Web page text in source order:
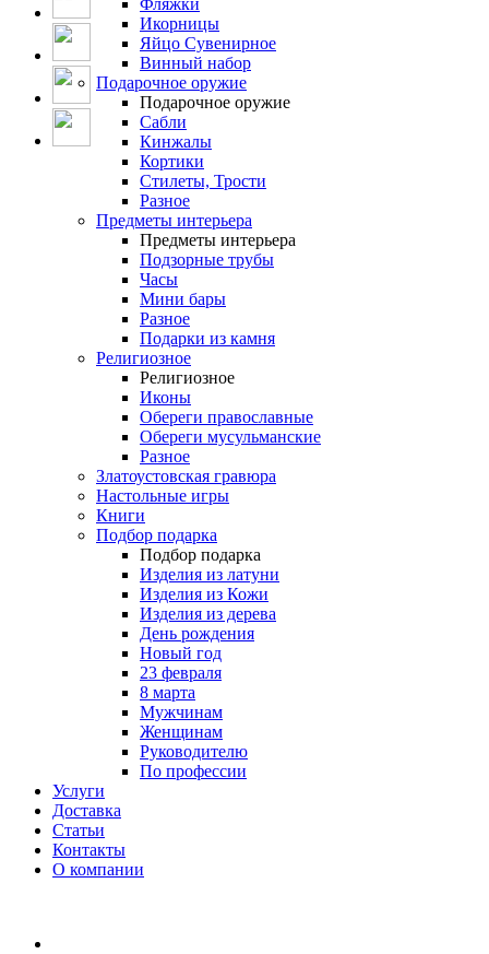
Икорницы
Яйцо Сувенирное
Винный набор
Подарочное оружие
Подарочное оружие
Сабли
Кинжалы
Кортики
Стилеты, Трости
Разное
Предметы интерьера
Предметы интерьера
Подзорные трубы
Часы
Мини бары
Разное
Подарки из камня
Религиозное
Религиозное
Иконы
Обереги православные
Обереги мусульманские
Разное
Златоустовская гравюра
Настольные игры
Книги
Подбор подарка
Подбор подарка
Изделия из латуни
Изделия из Кожи
Изделия из дерева
День рождения
Новый год
23 февраля
8 марта
Мужчинам
Женщинам
Руководителю
По профессии
Услуги
Доставка
Статьи
Контакты
О компании